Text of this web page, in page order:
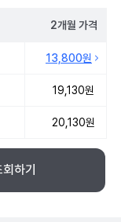
2개월 가격
13,800원
19,130원
20,130원
하기